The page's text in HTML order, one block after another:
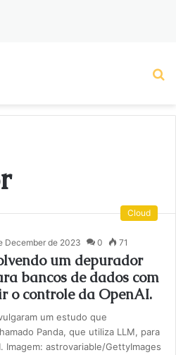
Cloud
December de 2023 0 71
um depurador
bancos de dados com
o controle da OpenAI.
um estudo que
Panda, que utiliza LLM, para
Imagem: astrovariable/GettyImages